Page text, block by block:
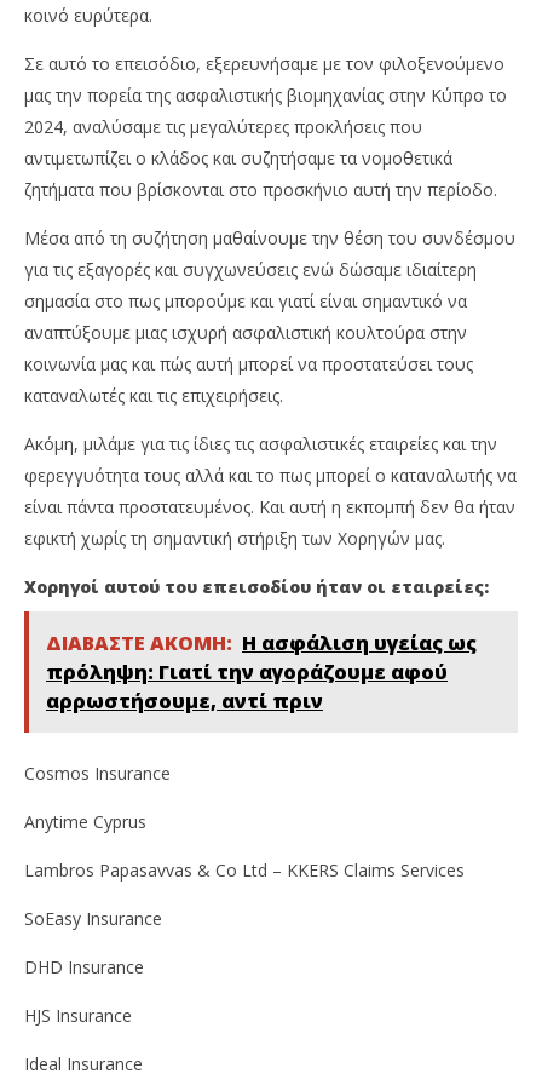
19
2024
Cyprus
Insurance
News
Team
κοινό ευρύτερα.
Σε αυτό το επεισόδιο, εξερευνήσαμε με τον φιλοξενούμενο
μας την πορεία της ασφαλιστικής βιομηχανίας στην Κύπρο το
2024, αναλύσαμε τις μεγαλύτερες προκλήσεις που
αντιμετωπίζει ο κλάδος και συζητήσαμε τα νομοθετικά
ζητήματα που βρίσκονται στο προσκήνιο αυτή την περίοδο.
Μέσα από τη συζήτηση μαθαίνουμε την θέση του συνδέσμου
για τις εξαγορές και συγχωνεύσεις ενώ δώσαμε ιδιαίτερη
σημασία στο πως μπορούμε και γιατί είναι σημαντικό να
αναπτύξουμε μιας ισχυρή ασφαλιστική κουλτούρα στην
κοινωνία μας και πώς αυτή μπορεί να προστατεύσει τους
καταναλωτές και τις επιχειρήσεις.
Ακόμη, μιλάμε για τις ίδιες τις ασφαλιστικές εταιρείες και την
φερεγγυότητα τους αλλά και το πως μπορεί ο καταναλωτής να
είναι πάντα προστατευμένος. Και αυτή η εκπομπή δεν θα ήταν
εφικτή χωρίς τη σημαντική στήριξη των Χορηγών μας.
Χορηγοί αυτού του επεισοδίου ήταν οι εταιρείες:
ΔΙΑΒΑΣΤΕ ΑΚΟΜΗ: Η ασφάλιση υγείας ως
πρόληψη: Γιατί την αγοράζουμε αφού
αρρωστήσουμε, αντί πριν
Cosmos Insurance
Anytime Cyprus
Lambros Papasavvas & Co Ltd – KKERS Claims Services
SoEasy Insurance
DHD Insurance
HJS Insurance
Ideal Insurance